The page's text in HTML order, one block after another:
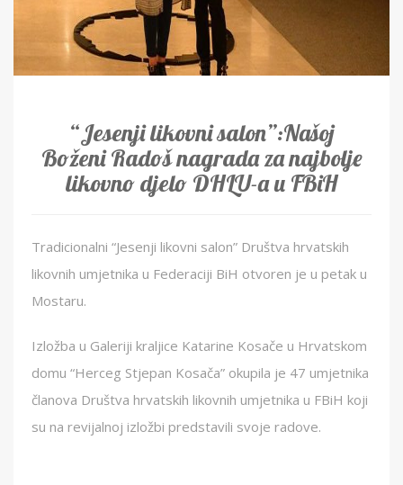
“Jesenji likovni salon”:Našoj
Boženi Radoš nagrada za najbolje
likovno djelo DHLU-a u FBiH
Tradicionalni “Jesenji likovni salon” Društva hrvatskih
likovnih umjetnika u Federaciji BiH otvoren je u petak u
Mostaru.
Izložba u Galeriji kraljice Katarine Kosače u Hrvatskom
domu “Herceg Stjepan Kosača” okupila je 47 umjetnika
članova Društva hrvatskih likovnih umjetnika u FBiH koji
su na revijalnoj izložbi predstavili svoje radove.